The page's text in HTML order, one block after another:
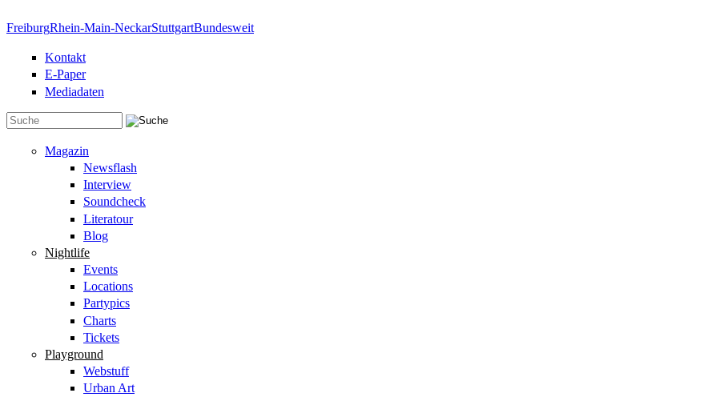
FreiburgRhein-Main-NeckarStuttgartBundesweit
Kontakt
E-Paper
Mediadaten
Magazin
Newsflash
Interview
Soundcheck
Literatour
Blog
Nightlife
Events
Locations
Partypics
Charts
Tickets
Playground
Webstuff
Urban Art